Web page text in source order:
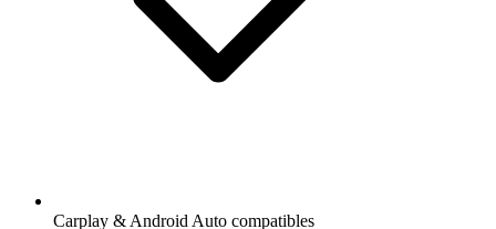
Carplay & Android Auto compatibles